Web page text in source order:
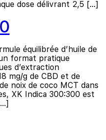
dose délivrant 2,5 […]
équilibrée d’huile de
format pratique
d’extraction
mg/g de CBD et de
noix de coco MCT dans
XK Indica 300:300 est